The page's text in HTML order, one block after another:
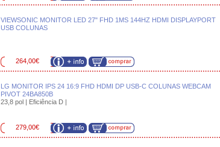
VIEWSONIC MONITOR LED 27" FHD 1MS 144HZ HDMI DISPLAYPORT
USB COLUNAS
264,00€
LG MONITOR IPS 24 16:9 FHD HDMI DP USB-C COLUNAS WEBCAM
PIVOT 24BA850B
23,8 pol | Eficiência D |
279,00€